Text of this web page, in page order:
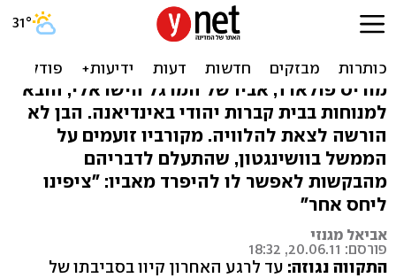
בקשת נתניהו לא עזרה:
פולארד לא יצא להלוויה
מוריס פולארד, אביו של המרגל הישראלי, הובא
למנוחות בבית קברות יהודי באינדיאנה. הבן לא
הורשה לצאת להלוויה. מקורביו זועמים על
הממשל בוושינגטון, שהתעלם לדבריהם
מהבקשות לאפשר לו להיפרד מאביו: "ציפינו
ליחס אחר"
אביאל מגנזי
פורסם: 20.06.11, 18:32
התקווה נגוזה: עד לרגע האחרון קיוו בסביבתו של